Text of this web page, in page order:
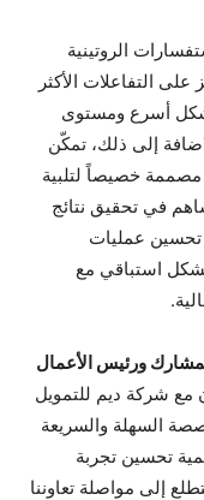
الروتينية
التفاعلات الأكثر
أسرع ومستوى
إلى ذلك، تمكّن
مصممة خصيصاً لتلبية
في تحقيق نتائج
تحسين عمليات
استباقي مع
ورئيس الأعمال
مع شركة ديم للتمويل
السهلة والسريعة
تحسين تجربة
إلى مواصلة تعاوننا